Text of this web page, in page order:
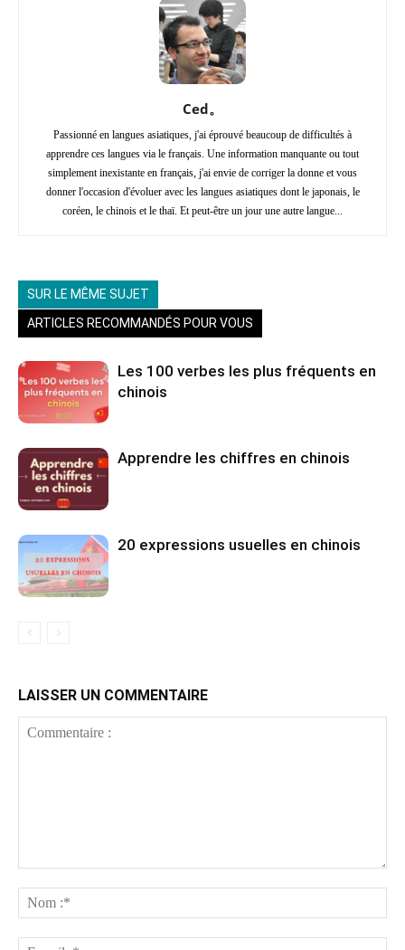
Ced。
Passionné en langues asiatiques, j'ai éprouvé beaucoup de difficultés à
apprendre ces langues via le français. Une information manquante ou tout
simplement inexistante en français, j'ai envie de corriger la donne et vous
donner l'occasion d'évoluer avec les langues asiatiques dont le japonais, le
coréen, le chinois et le thaï. Et peut-être un jour une autre langue...
SUR LE MÊME SUJET
ARTICLES RECOMMANDÉS POUR VOUS
Les 100 verbes les plus fréquents en
chinois
Apprendre les chiffres en chinois
20 expressions usuelles en chinois
LAISSER UN COMMENTAIRE